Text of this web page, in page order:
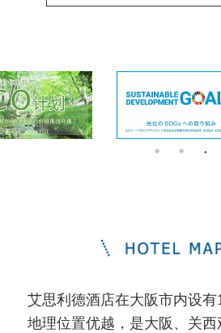
艾思利德酒店在大阪市内设有
地理位置优越，是大阪、关西